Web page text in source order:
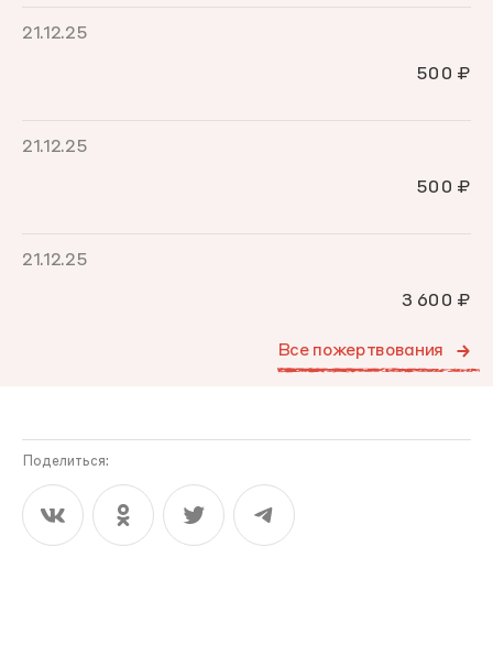
21.12.25
500 ₽
21.12.25
500 ₽
21.12.25
3 600 ₽
Все пожертвования
Поделиться: